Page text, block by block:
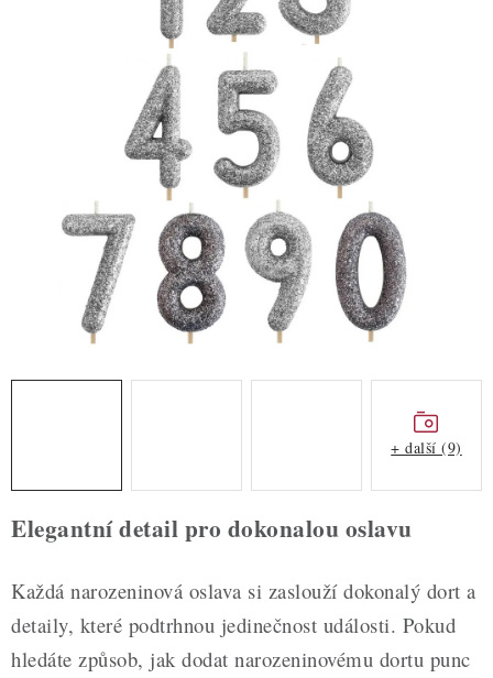
ZDRAVÉ PEČENÍ
DÁRKOVÉ POUKAZY
TÉMATICKÉ PRODUKTY
PROFI BALENÍ
NOVÉ ZBOŽÍ
Hodnocení obchodu
Blog
Moje objednávka
Podmínky ochrany osobních údajů
Elegantní detail pro dokonalou oslavu
Každá narozeninová oslava si zaslouží dokonalý dort a
detaily, které podtrhnou jedinečnost události. Pokud
hledáte způsob, jak dodat narozeninovému dortu punc
+ další (9)